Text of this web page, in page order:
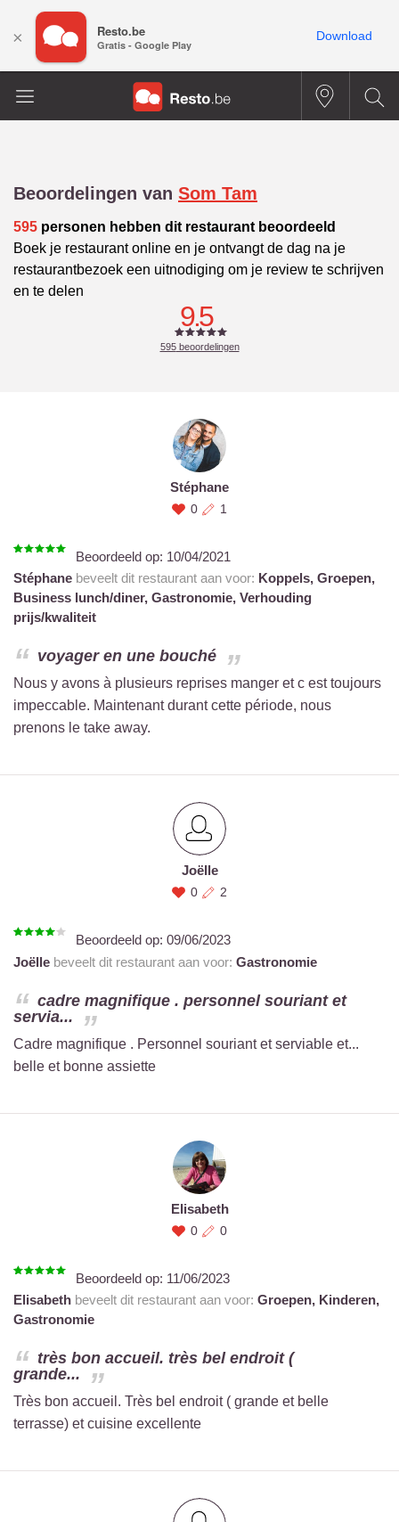
Beoordelingen van Som Tam
595 personen hebben dit restaurant beoordeeld
Boek je restaurant online en je ontvangt de dag na je
restaurantbezoek een uitnodiging om je review te schrijven
en te delen
9.5
595beoordelingen
Stéphane
0 1
Beoordeeld op: 10/04/2021
Stéphane beveelt dit restaurant aan voor: Koppels, Groepen,
Business lunch/diner, Gastronomie, Verhouding
prijs/kwaliteit
voyager en une bouché
Nous y avons à plusieurs reprises manger et c est toujours
impeccable. Maintenant durant cette période, nous
prenons le take away.
Joëlle
0 2
Beoordeeld op: 09/06/2023
Joëlle beveelt dit restaurant aan voor: Gastronomie
cadre magnifique . personnel souriant et
servia...
Cadre magnifique . Personnel souriant et serviable et...
belle et bonne assiette
Elisabeth
0 0
Beoordeeld op: 11/06/2023
Elisabeth beveelt dit restaurant aan voor: Groepen, Kinderen,
Gastronomie
très bon accueil. très bel endroit (
grande...
Très bon accueil. Très bel endroit ( grande et belle
terrasse) et cuisine excellente
× Resto.be
Gratis - Google Play
Download